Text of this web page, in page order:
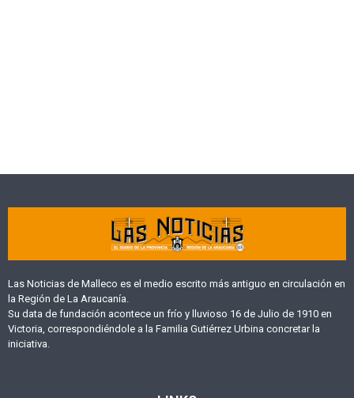
Las Noticias de Malleco es el medio escrito más antiguo en circulación en
la Región de La Araucanía.
Su data de fundación acontece un frío y lluvioso 16 de Julio de 1910 en
Victoria, correspondiéndole a la Familia Gutiérrez Urbina concretar la
iniciativa.